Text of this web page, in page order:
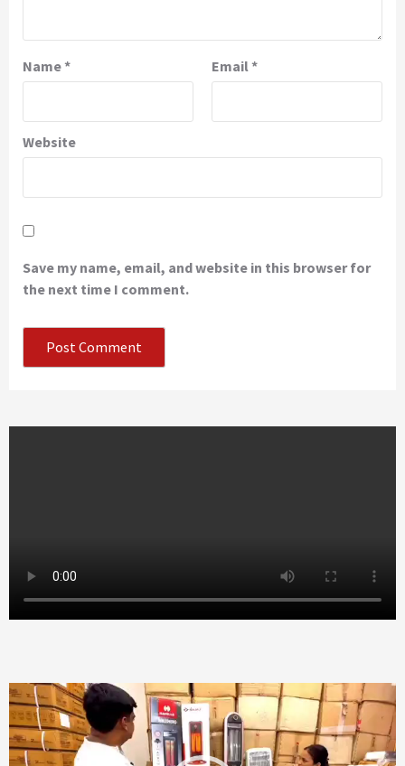
Name* Email *
Website
Save my name, email, and website in this browser for
the next time I comment.
Video
Player